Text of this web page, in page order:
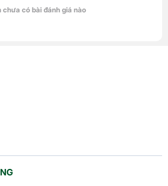
chưa có bài đánh giá nào